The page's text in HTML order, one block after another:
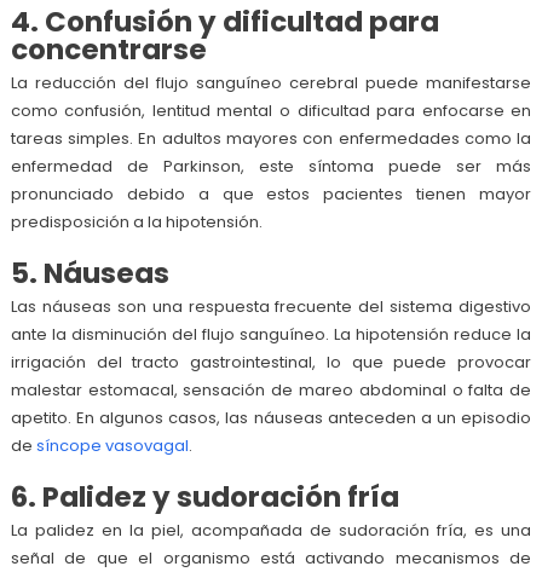
4. Confusión y dificultad para
concentrarse
La reducción del flujo sanguíneo cerebral puede manifestarse
como confusión, lentitud mental o dificultad para enfocarse en
tareas simples. En adultos mayores con enfermedades como la
enfermedad de Parkinson, este síntoma puede ser más
pronunciado debido a que estos pacientes tienen mayor
predisposición a la hipotensión.
5. Náuseas
Las náuseas son una respuesta frecuente del sistema digestivo
ante la disminución del flujo sanguíneo. La hipotensión reduce la
irrigación del tracto gastrointestinal, lo que puede provocar
malestar estomacal, sensación de mareo abdominal o falta de
apetito. En algunos casos, las náuseas anteceden a un episodio
de síncope vasovagal.
6. Palidez y sudoración fría
La palidez en la piel, acompañada de sudoración fría, es una
señal de que el organismo está activando mecanismos de